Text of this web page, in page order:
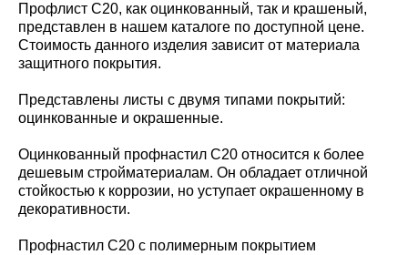
Профлист С20, как оцинкованный, так и крашеный,
представлен в нашем каталоге по доступной цене.
Стоимость данного изделия зависит от материала
защитного покрытия.
Представлены листы с двумя типами покрытий:
оцинкованные и окрашенные.
Оцинкованный профнастил С20 относится к более
дешевым стройматериалам. Он обладает отличной
стойкостью к коррозии, но уступает окрашенному в
декоративности.
Профнастил С20 с полимерным покрытием